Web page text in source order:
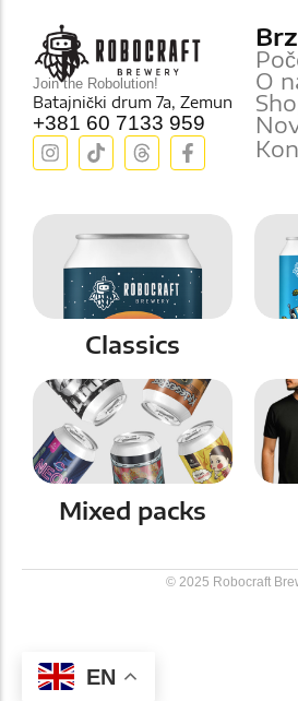
Join the Robolution!
Batajnički drum 7a, Zemun
+381 60 7133 959
O
Classics
Mixed packs
© 2025 Robocraft
EN